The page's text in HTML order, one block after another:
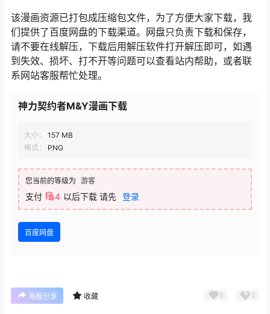
该漫画资源已打包成压缩包文件，为了方便大家下载，我
们提供了百度网盘的下载渠道。网盘只负责下载和保存，
请不要在线解压，下载后用解压软件打开解压即可，如遇
到失效、损坏、打不开等问题可以查看站内帮助，或者联
系网站客服帮忙处理。
神力契约者M&Y漫画下载
大小：
157 MB
格式：
PNG
您当前的等级为 游客
支付 4 以后下载 请先 登录
百度网盘
海报分享 收藏 0 0